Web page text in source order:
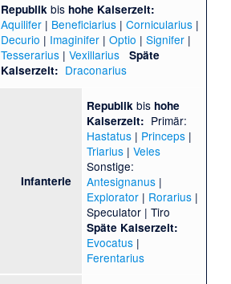
Republikbis hohe Kaiserzeit:
Aquilifer| Beneficiarius| Cornicularius|
Decurio | Imaginifer| Optio | Signifer|
Tesserarius| Vexillarius
Späte
Kaiserzeit: Draconarius
Infanterie
Republikbis hohe
Kaiserzeit: Primär:
Hastatus| Princeps|
Triarius| Veles
Sonstige:
Antesignanus|
Explorator| Rorarius|
Speculator| Tiro
Späte Kaiserzeit:
Evocatus|
Ferentarius